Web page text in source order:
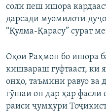
соли пеш ишора
дарсади муомилоти
“Қулма-Қарасу” сурат
Оқои Раҳмон бо ишора
кишвараш гуфтааст, ки
онҳо, таъмини равуо ва
гӯшаи он дар ҳар фасли
раиси ҷумҳури